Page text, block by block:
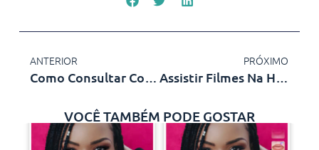
ANTERIOR
Como Consultar Conta De Luz Pelo Celular?
PRÓXIMO
Assistir Filmes Na HBO MAX Grátis
VOCÊ TAMBÉM PODE GOSTAR